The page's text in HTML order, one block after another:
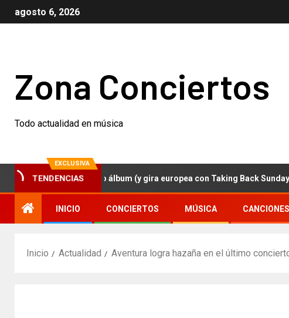
agosto 6, 2026
Zona Conciertos
Todo actualidad en música
EXCLUSIVA
TENDENCIAS
anuncian nuevo álbum (y gira europea con Taking Back Sunday)
INICIO CONCIERTOS MÚSICA CANCIONES
Inicio Actualidad Aventura logra hazaña en el último